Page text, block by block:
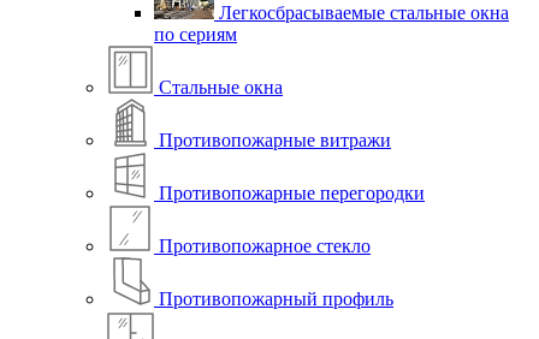
Легкосбрасываемые стальные окна
по сериям
Стальные окна
Противопожарные витражи
Противопожарные перегородки
Противопожарное стекло
Противопожарный профиль